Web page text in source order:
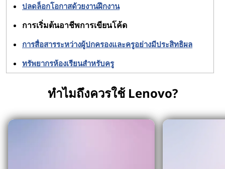
ปลดล็อกโอกาสด้วยงานฝึกงาน
การเริ่มต้นอาชีพการเขียนโค้ด
การสื่อสารระหว่างผู้ปกครองและครูอย่างมีประสิทธิผล
ทรัพยากรห้องเรียนสำหรับครู
ทำไมถึงควรใช้ Lenovo?